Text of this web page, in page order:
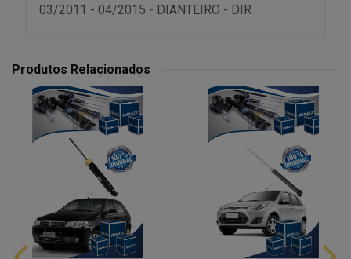
03/2011 - 04/2015 - DIANTEIRO - DIR
Produtos Relacionados